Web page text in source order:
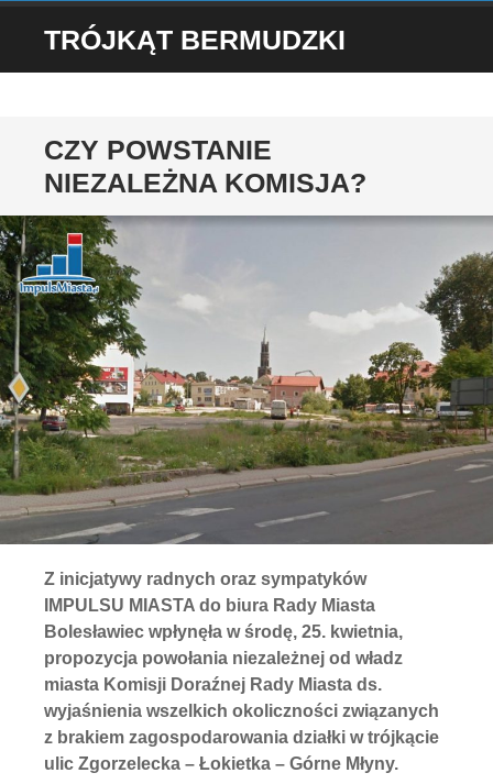
PRZESKOCZ
TRÓJKĄT BERMUDZKI
CZY POWSTANIE
NIEZALEŻNA KOMISJA?
Z inicjatywy radnych oraz sympatyków
IMPULSU MIASTA do biura Rady Miasta
Bolesławiec wpłynęła w środę, 25. kwietnia,
propozycja powołania niezależnej od władz
miasta Komisji Doraźnej Rady Miasta ds.
wyjaśnienia wszelkich okoliczności związanych
z brakiem zagospodarowania działki w trójkącie
ulic Zgorzelecka – Łokietka – Górne Młyny.